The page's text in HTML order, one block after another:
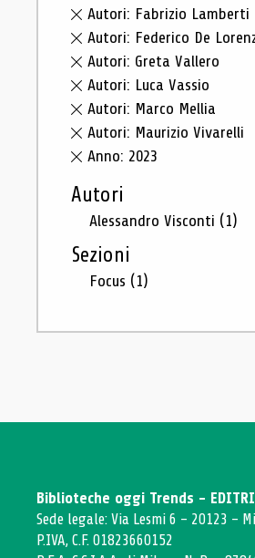
Autori: Fabrizio Lamberti
Autori: Federico De
Autori: Greta Vallero
Autori: Luca Vassio
Autori: Marco Mellia
Autori: Maurizio Vivarelli
Anno: 2023
Autori
Alessandro Visconti (1)
Sezioni
Focus (1)
Biblioteche oggi Trends -
Sede legale: Via Lesmi 6 - 20123 -
P.IVA, C.F. 01823660152